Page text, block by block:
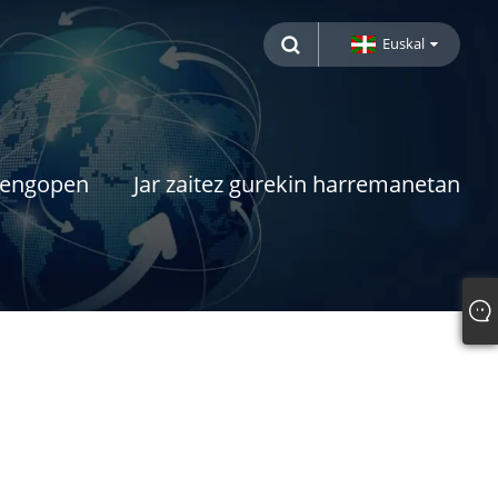
Euskal
Jar zaitez gurekin harremanetan